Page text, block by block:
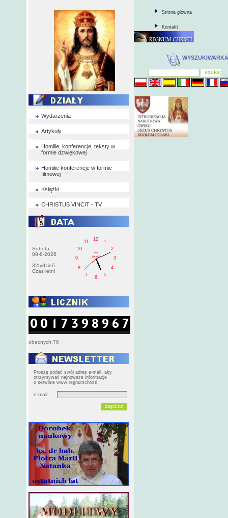
Wydarzenia
Artykuły
Homilie, konferencje, teksty w
formie dzwiękowej
Homilie konferencje w formie
filmowej
Książki
CHRISTUS VINCIT - TV
Sobota
08-8-2026
32tydzień
Czas letni
1
2
3
4
5
6
7
8
9
10
11
12
PM
sobota
obecnych:78
Proszę podać swój adres e-mail, aby
otrzymywać najnowsze informacje
o serwisie www.regnumchristi
e-mail
Strona główna
Kontakt
WYSZUKIWARKA